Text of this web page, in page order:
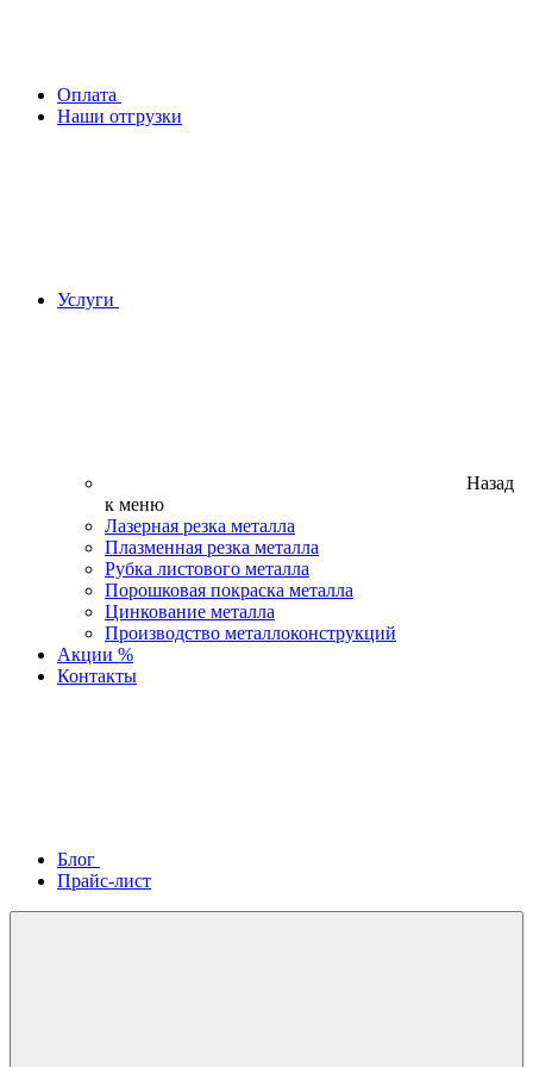
Оплата
Наши отгрузки
Услуги
Назад
к меню
Лазерная резка металла
Плазменная резка металла
Рубка листового металла
Порошковая покраска металла
Цинкование металла
Производство металлоконструкций
Акции %
Контакты
Блог
Прайс-лист